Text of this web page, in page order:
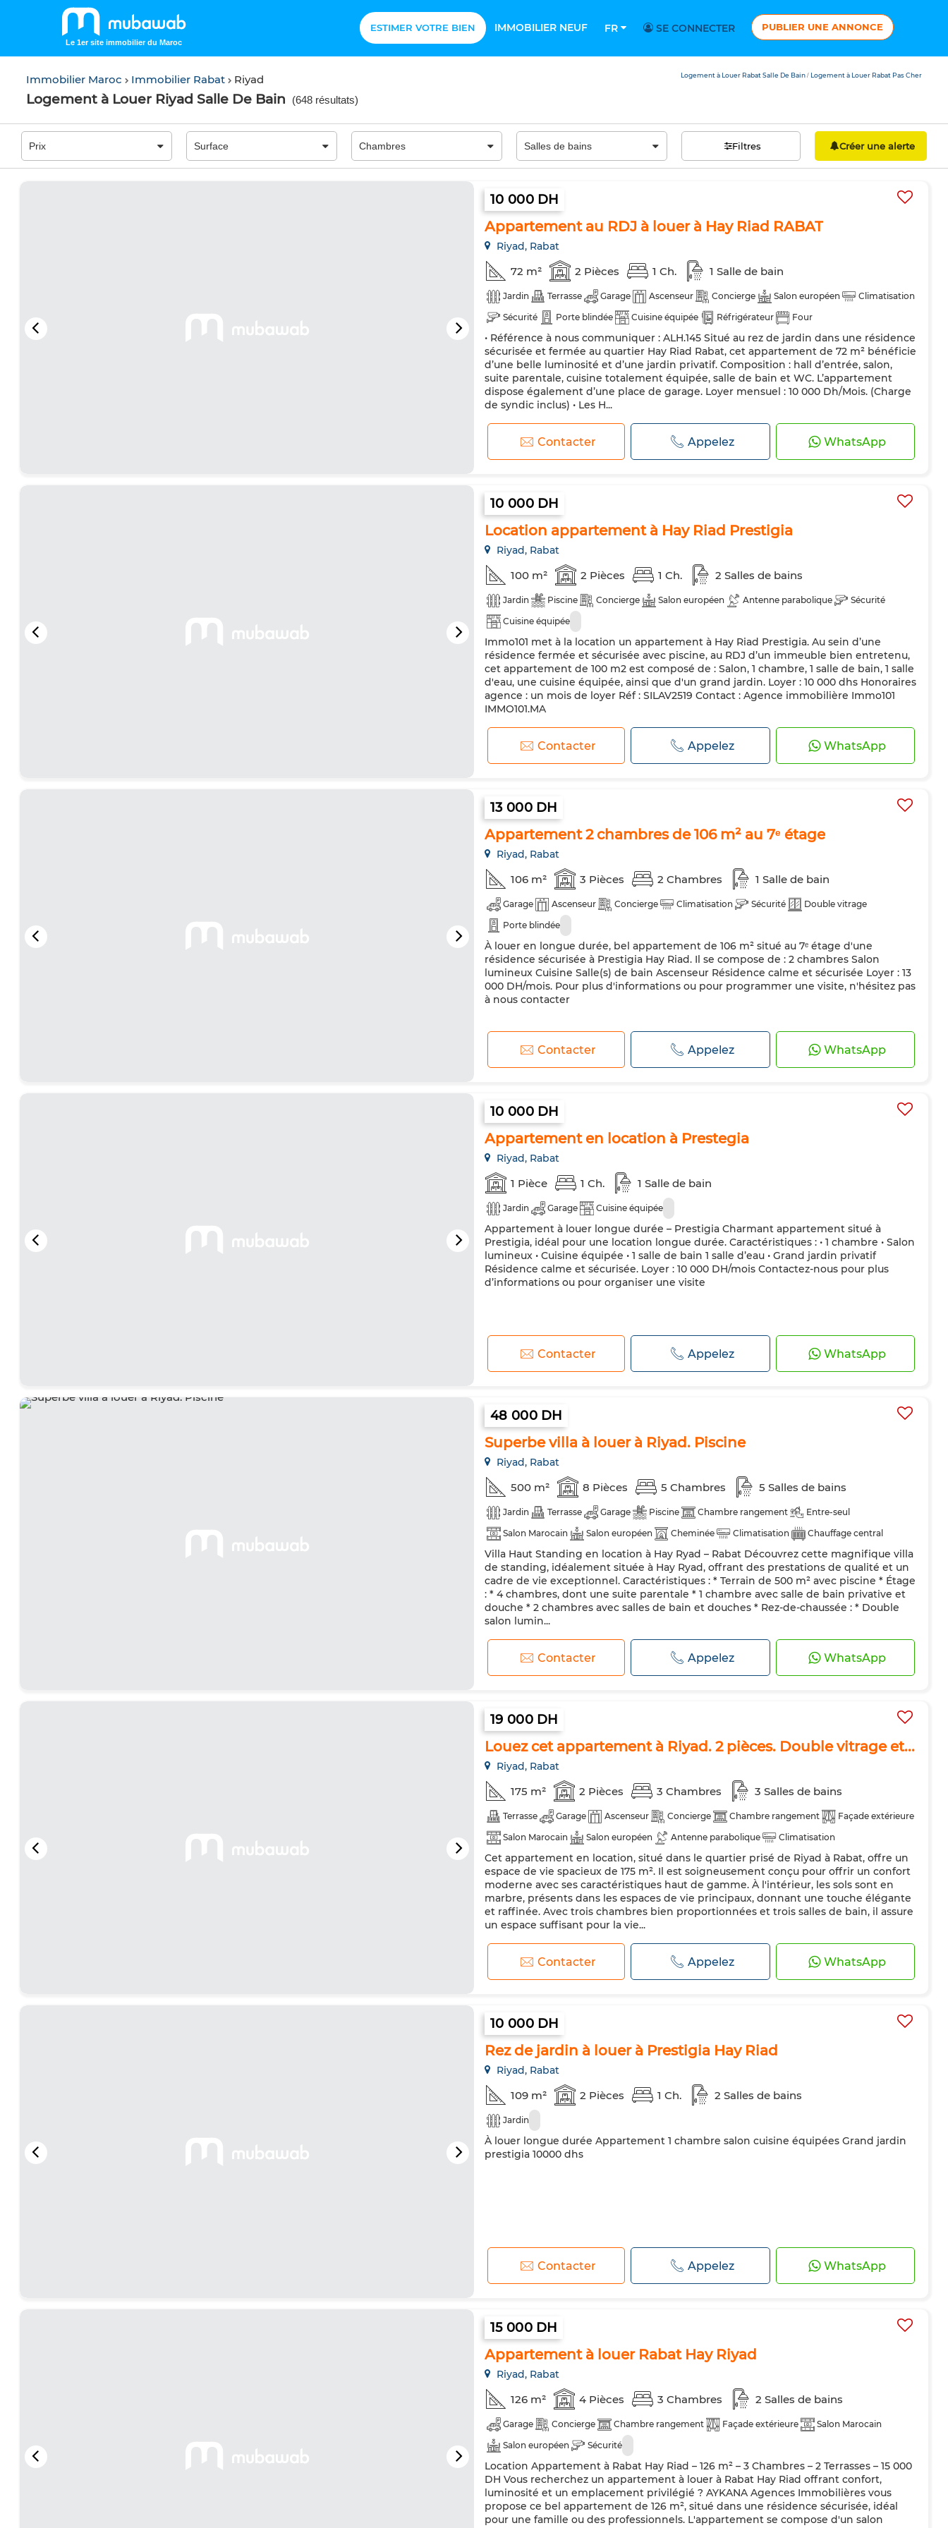
Le 1er site immobilier du Maroc
ESTIMER VOTRE BIEN IMMOBILIER NEUF FR SE CONNECTER PUBLIER UNE ANNONCE
Immobilier Maroc Immobilier Rabat Riyad
Logement à Louer Riyad Salle De Bain (648 résultats)
Logement à Louer Rabat Salle De Bain / Logement à Louer Rabat Pas Cher
Filtres Créer une alerte
10 000 DH
Appartement au RDJ à louer à Hay Riad RABAT
Riyad, Rabat
72 m² 2 Pièces 1 Ch. 1 Salle de bain
Jardin Terrasse Garage Ascenseur Concierge Salon européen
Climatisation
Sécurité
Porte blindée Cuisine équipée Réfrigérateur
Four
Animaux domestiques autorisés
• Référence à nous communiquer : ALH.145 Situé au rez de jardin dans une résidence
sécurisée et fermée au quartier Hay Riad Rabat, cet appartement de 72 m² bénéficie
d’une belle luminosité et d’une jardin privatif. Composition : hall d’entrée, salon,
suite parentale, cuisine totalement équipée, salle de bain et WC. L’appartement
dispose également d’une place de garage. Loyer mensuel : 10 000 Dh/Mois. (Charge
de syndic inclus) • Les H...
Contacter Appelez WhatsApp
10 000 DH
Location appartement à Hay Riad Prestigia
Riyad, Rabat
100 m² 2 Pièces 1 Ch. 2 Salles de bains
Jardin Piscine Concierge Salon européen Antenne parabolique
Sécurité
Cuisine équipée
Immo101 met à la location un appartement à Hay Riad Prestigia. Au sein d’une
résidence fermée et sécurisée avec piscine, au RDJ d’un immeuble bien entretenu,
cet appartement de 100 m2 est composé de : Salon, 1 chambre, 1 salle de bain, 1 salle
d'eau, une cuisine équipée, ainsi que d'un grand jardin. Loyer : 10 000 dhs Honoraires
agence : un mois de loyer Réf : SILAV2519 Contact : Agence immobilière Immo101
IMMO101.MA
Contacter Appelez WhatsApp
13 000 DH
Appartement 2 chambres de 106 m² au 7ᵉ étage
Riyad, Rabat
106 m² 3 Pièces 2 Chambres 1 Salle de bain
Garage Ascenseur Concierge Climatisation Sécurité
Double vitrage
Porte blindée
À louer en longue durée, bel appartement de 106 m² situé au 7ᵉ étage d'une
résidence sécurisée à Prestigia Hay Riad. Il se compose de : 2 chambres Salon
lumineux Cuisine Salle(s) de bain Ascenseur Résidence calme et sécurisée Loyer : 13
000 DH/mois. Pour plus d'informations ou pour programmer une visite, n'hésitez pas
à nous contacter
Contacter Appelez WhatsApp
10 000 DH
Appartement en location à Prestegia
Riyad, Rabat
1 Pièce 1 Ch. 1 Salle de bain
Jardin Garage Cuisine équipée
Appartement à louer longue durée – Prestigia Charmant appartement situé à
Prestigia, idéal pour une location longue durée. Caractéristiques : • 1 chambre • Salon
lumineux • Cuisine équipée • 1 salle de bain 1 salle d’eau • Grand jardin privatif
Résidence calme et sécurisée. Loyer : 10 000 DH/mois Contactez-nous pour plus
d’informations ou pour organiser une visite
Contacter Appelez WhatsApp
48 000 DH
Superbe villa à louer à Riyad. Piscine
Riyad, Rabat
500 m² 8 Pièces 5 Chambres 5 Salles de bains
Jardin Terrasse Garage Piscine Chambre rangement
Entre-seul
Salon Marocain
Salon européen Cheminée Climatisation
Chauffage central
Double vitrage
Porte blindée Cuisine équipée Réfrigérateur
Four
Machine à laver
Micro-ondes
Villa Haut Standing en location à Hay Ryad – Rabat Découvrez cette magnifique villa
de standing, idéalement située à Hay Ryad, offrant des prestations de qualité et un
cadre de vie exceptionnel. Caractéristiques : * Terrain de 500 m² avec piscine * Étage
: * 4 chambres, dont une suite parentale * 1 chambre avec salle de bain privative et
douche * 2 chambres avec salles de bain et douches * Rez-de-chaussée : * Double
salon lumin...
Contacter Appelez WhatsApp
19 000 DH
Louez cet appartement à Riyad. 2 pièces. Double vitrage et...
Riyad, Rabat
175 m² 2 Pièces 3 Chambres 3 Salles de bains
Terrasse Garage Ascenseur Concierge Chambre rangement
Façade extérieure
Salon Marocain
Salon européen Antenne parabolique
Climatisation
Chauffage central
Sécurité Double vitrage Porte blindée Cuisine équipée
Cet appartement en location, situé dans le quartier prisé de Riyad à Rabat, offre un
espace de vie spacieux de 175 m². Il est soigneusement conçu pour offrir un confort
moderne avec ses caractéristiques haut de gamme. À l'intérieur, les sols sont en
marbre, présents dans les espaces de vie principaux, donnant une touche élégante
et raffinée. Avec trois chambres bien proportionnées et trois salles de bain, il assure
un espace suffisant pour la vie...
Contacter Appelez WhatsApp
10 000 DH
Rez de jardin à louer à Prestigia Hay Riad
Riyad, Rabat
109 m² 2 Pièces 1 Ch. 2 Salles de bains
Jardin
À louer longue durée Appartement 1 chambre salon cuisine équipées Grand jardin
prestigia 10000 dhs
Contacter Appelez WhatsApp
15 000 DH
Appartement à louer Rabat Hay Riyad
Riyad, Rabat
126 m² 4 Pièces 3 Chambres 2 Salles de bains
Garage Concierge Chambre rangement Façade extérieure
Salon Marocain
Salon européen
Sécurité
Location Appartement à Rabat Hay Riad – 126 m² – 3 Chambres – 2 Terrasses – 15 000
DH Vous recherchez un appartement à louer à Rabat Hay Riad offrant confort,
luminosité et un emplacement privilégié ? AYKANA Agences Immobilières vous
propose ce bel appartement de 126 m², situé dans une résidence sécurisée, idéal
pour une famille ou des professionnels. L'appartement se compose d'un salon